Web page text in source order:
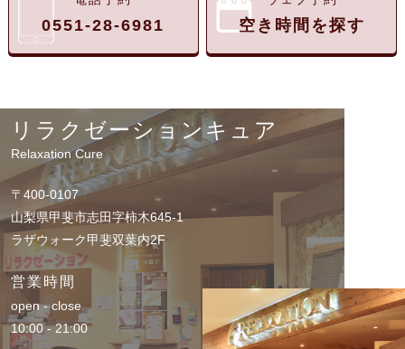
0551-28-6981 空き時間を探す
リラクゼーションキュア
Relaxation Cure
〒400-0107
山梨県甲斐市志田字柿木645-1
ラザウォーク甲斐双葉内2F
営業時間
open - close
10:00 - 21:00